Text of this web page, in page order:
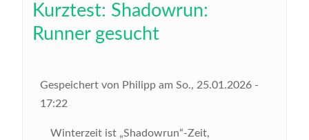
Kurztest: Shadowrun:
Runner gesucht
Gespeichert von Philipp am So., 25.01.2026 -
17:22
Winterzeit ist „Shadowrun“-Zeit,